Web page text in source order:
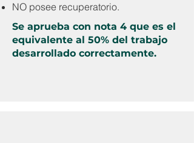
NO posee recuperatorio.
Se aprueba con nota 4 que es el
equivalente al 50% del trabajo
desarrollado correctamente.